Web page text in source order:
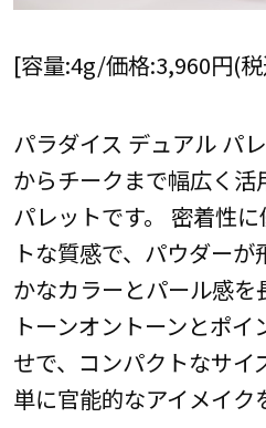
[容量:4g/価格:3,960円(
パラダイス デュアル パ
からチークまで幅広く
パレットです。 密着性
トな質感で、パウダー
かなカラーとパール感を
トーンオントーンとポ
せで、コンパクトなサイ
単に官能的なアイメイク